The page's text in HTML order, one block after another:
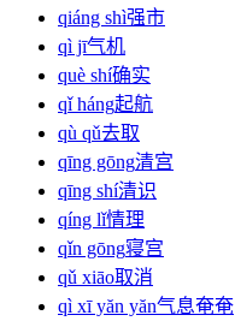
qiáng shì强市
qì jī气机
què shí确实
qǐ háng起航
qù qǔ去取
qīng gōng清宫
qīng shí清识
qíng lǐ情理
qǐn gōng寝宫
qǔ xiāo取消
qì xī yăn yăn气息奄奄